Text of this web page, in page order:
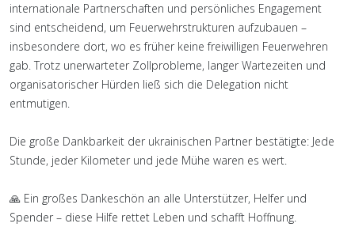
internationale Partnerschaften und persönliches Engagement
sind entscheidend, um Feuerwehrstrukturen aufzubauen –
insbesondere dort, wo es früher keine freiwilligen Feuerwehren
gab. Trotz unerwarteter Zollprobleme, langer Wartezeiten und
organisatorischer Hürden ließ sich die Delegation nicht
entmutigen.
Die große Dankbarkeit der ukrainischen Partner bestätigte: Jede
Stunde, jeder Kilometer und jede Mühe waren es wert.
🙏 Ein großes Dankeschön an alle Unterstützer, Helfer und
Spender – diese Hilfe rettet Leben und schafft Hoffnung.